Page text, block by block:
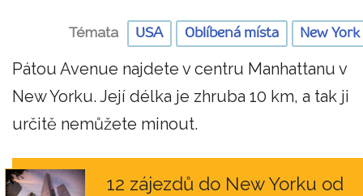
Témata USA Oblíbená místa New York
Pátou Avenue najdete v centru Manhattanu v
New Yorku. Její délka je zhruba 10 km, a tak ji
určitě nemůžete minout.
12 zájezdů do New Yorku od